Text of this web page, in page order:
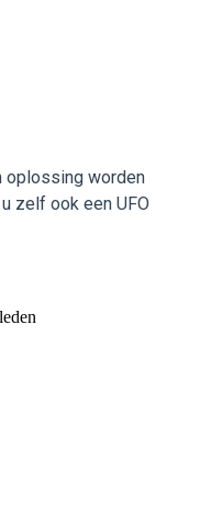
oplossing worden
zelf ook een UFO